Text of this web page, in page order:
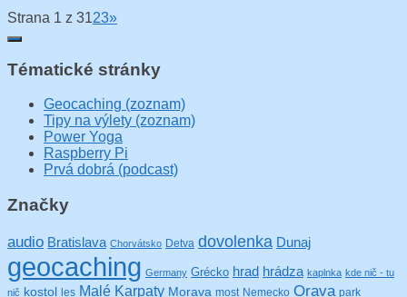
Strana 1 z 3123»
Tématické stránky
Geocaching (zoznam)
Tipy na výlety (zoznam)
Power Yoga
Raspberry Pi
Prvá dobrá (podcast)
Značky
audio Bratislava Chorvátsko Detva dovolenka Dunaj
geocaching Germany Grécko hrad hrádza kaplnka kde nič - tu
nič kostol les Malé Karpaty Morava most Nemecko Orava park